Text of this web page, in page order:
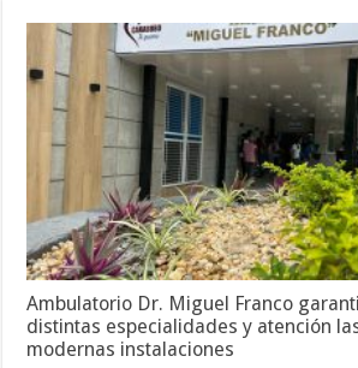
Ambulatorio Dr. Miguel Franco
distintas especialidades y atención
modernas instalaciones